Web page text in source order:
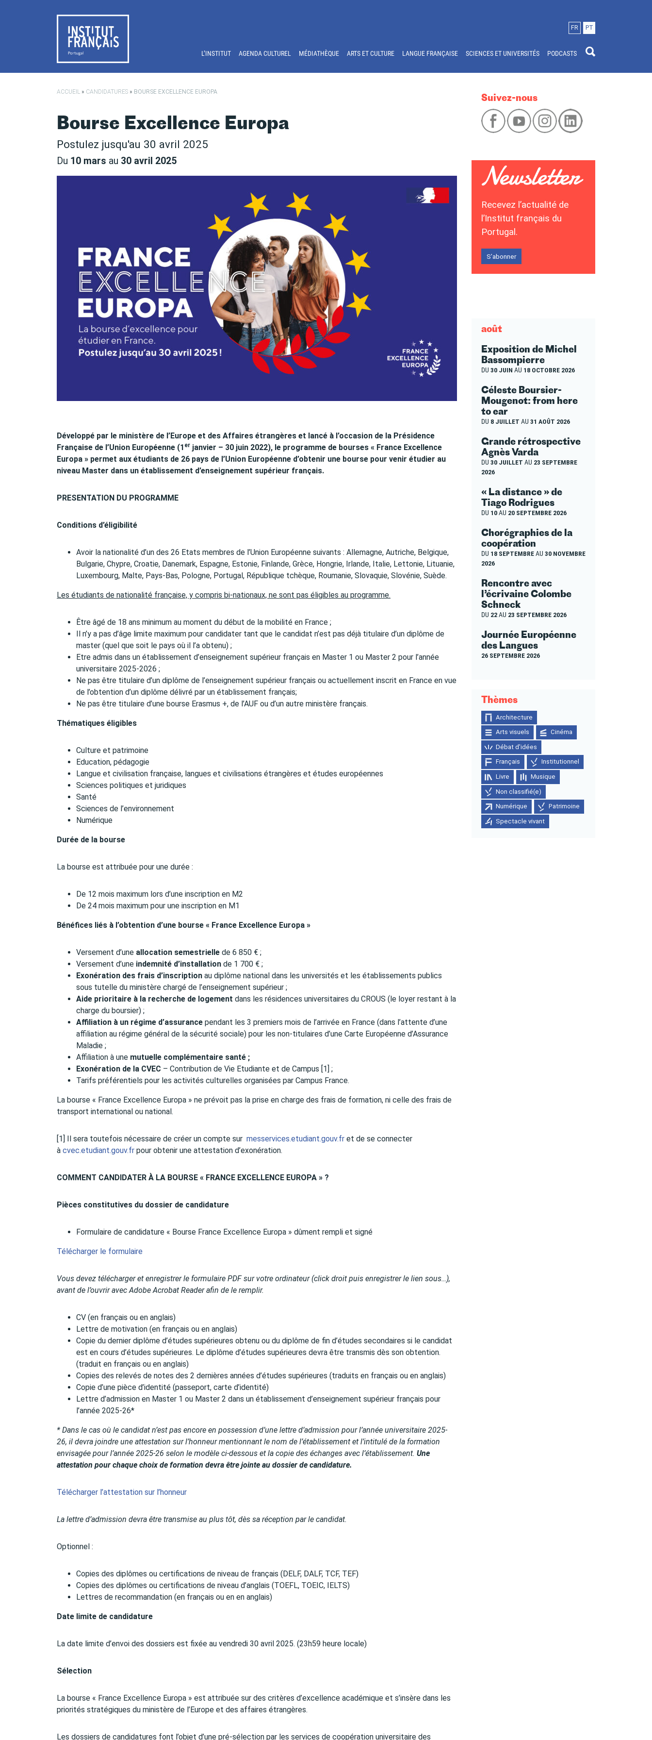
FR PT
L’INSTITUT AGENDA CULTUREL MÉDIATHÈQUE ARTS ET CULTURE LANGUE FRANÇAISE SCIENCES ET UNIVERSITÉS PODCASTS
ACCUEIL » CANDIDATURES » BOURSE EXCELLENCE EUROPA
Bourse Excellence Europa
Postulez jusqu'au 30 avril 2025
Du 10 mars au 30 avril 2025
Développé par le ministère de l’Europe et des Affaires étrangères et lancé à l’occasion de la Présidence
Française de l’Union Européenne (1 er janvier – 30 juin 2022), le programme de bourses « France Excellence
Europa » permet aux étudiants de 26 pays de l’Union Européenne d’obtenir une bourse pour venir étudier au
niveau Master dans un établissement d’enseignement supérieur français.
PRESENTATION DU PROGRAMME
Conditions d’éligibilité
Avoir la nationalité d’un des 26 Etats membres de l’Union Européenne suivants : Allemagne, Autriche, Belgique,
Bulgarie, Chypre, Croatie, Danemark, Espagne, Estonie, Finlande, Grèce, Hongrie, Irlande, Italie, Lettonie, Lituanie,
Luxembourg, Malte, Pays-Bas, Pologne, Portugal, République tchèque, Roumanie, Slovaquie, Slovénie, Suède.
Les étudiants de nationalité française, y compris bi-nationaux, ne sont pas éligibles au programme.
Être âgé de 18 ans minimum au moment du début de la mobilité en France ;
Il n’y a pas d’âge limite maximum pour candidater tant que le candidat n’est pas déjà titulaire d’un diplôme de
master (quel que soit le pays où il l’a obtenu) ;
Etre admis dans un établissement d’enseignement supérieur français en Master 1 ou Master 2 pour l’année
universitaire 2025-2026 ;
Ne pas être titulaire d’un diplôme de l’enseignement supérieur français ou actuellement inscrit en France en vue
de l’obtention d’un diplôme délivré par un établissement français;
Ne pas être titulaire d’une bourse Erasmus +, de l’AUF ou d’un autre ministère français.
Thématiques éligibles
Culture et patrimoine
Education, pédagogie
Langue et civilisation française, langues et civilisations étrangères et études européennes
Sciences politiques et juridiques
Santé
Sciences de l’environnement
Numérique
Durée de la bourse
La bourse est attribuée pour une durée :
De 12 mois maximum lors d’une inscription en M2
De 24 mois maximum pour une inscription en M1
Bénéfices liés à l’obtention d’une bourse « France Excellence Europa »
Versement d’une allocation semestrielle de 6 850 € ;
Versement d’une indemnité d’installation de 1 700 € ;
Exonération des frais d’inscription au diplôme national dans les universités et les établissements publics
sous tutelle du ministère chargé de l’enseignement supérieur ;
Aide prioritaire à la recherche de logement dans les résidences universitaires du CROUS (le loyer restant à la
charge du boursier) ;
Affiliation à un régime d’assurance pendant les 3 premiers mois de l’arrivée en France (dans l’attente d’une
affiliation au régime général de la sécurité sociale) pour les non-titulaires d’une Carte Européenne d’Assurance
Maladie ;
Affiliation à une mutuelle complémentaire santé ;
Exonération de la CVEC – Contribution de Vie Etudiante et de Campus [1] ;
Tarifs préférentiels pour les activités culturelles organisées par Campus France.
La bourse « France Excellence Europa » ne prévoit pas la prise en charge des frais de formation, ni celle des frais de
transport international ou national.
[1] Il sera toutefois nécessaire de créer un compte sur messervices.etudiant.gouv.fr et de se connecter
à cvec.etudiant.gouv.fr pour obtenir une attestation d’exonération.
COMMENT CANDIDATER À LA BOURSE « FRANCE EXCELLENCE EUROPA » ?
Pièces constitutives du dossier de candidature
Formulaire de candidature « Bourse France Excellence Europa » dûment rempli et signé
Télécharger le formulaire
Vous devez télécharger et enregistrer le formulaire PDF sur votre ordinateur (click droit puis enregistrer le lien sous…),
avant de l’ouvrir avec Adobe Acrobat Reader afin de le remplir.
CV (en français ou en anglais)
Lettre de motivation (en français ou en anglais)
Copie du dernier diplôme d’études supérieures obtenu ou du diplôme de fin d’études secondaires si le candidat
est en cours d’études supérieures. Le diplôme d’études supérieures devra être transmis dès son obtention.
(traduit en français ou en anglais)
Copies des relevés de notes des 2 dernières années d’études supérieures (traduits en français ou en anglais)
Copie d’une pièce d’identité (passeport, carte d’identité)
Lettre d’admission en Master 1 ou Master 2 dans un établissement d’enseignement supérieur français pour
l’année 2025-26*
* Dans le cas où le candidat n’est pas encore en possession d’une lettre d’admission pour l’année universitaire 2025-
26, il devra joindre une attestation sur l’honneur mentionnant le nom de l’établissement et l’intitulé de la formation
envisagée pour l’année 2025-26 selon le modèle ci-dessous et la copie des échanges avec l’établissement. Une
attestation pour chaque choix de formation devra être jointe au dossier de candidature.
Télécharger l’attestation sur l’honneur
La lettre d’admission devra être transmise au plus tôt, dès sa réception par le candidat.
Optionnel :
Copies des diplômes ou certifications de niveau de français (DELF, DALF, TCF, TEF)
Copies des diplômes ou certifications de niveau d’anglais (TOEFL, TOEIC, IELTS)
Lettres de recommandation (en français ou en en anglais)
Date limite de candidature
La date limite d’envoi des dossiers est fixée au vendredi 30 avril 2025. (23h59 heure locale)
Sélection
La bourse « France Excellence Europa » est attribuée sur des critères d’excellence académique et s’insère dans les
priorités stratégiques du ministère de l’Europe et des affaires étrangères.
Les dossiers de candidatures font l’objet d’une pré-sélection par les services de coopération universitaire des
Suivez-nous
Recevez l’actualité de
l’Institut français du
Portugal.
S’abonner
août
Exposition de Michel
Bassompierre
DU 30 JUIN AU 18 OCTOBRE 2026
Céleste Boursier-
Mougenot: from here
to ear
DU 8 JUILLET AU 31 AOÛT 2026
Grande rétrospective
Agnès Varda
DU 30 JUILLET AU 23 SEPTEMBRE
2026
« La distance » de
Tiago Rodrigues
DU 10AU 20 SEPTEMBRE 2026
Chorégraphies de la
coopération
DU 18 SEPTEMBREAU 30 NOVEMBRE
2026
Rencontre avec
l’écrivaine Colombe
Schneck
DU 22AU 23 SEPTEMBRE 2026
Journée Européenne
des Langues
26 SEPTEMBRE 2026
Thèmes
Architecture
Arts visuels Cinéma
Débat d'idées
Français Institutionnel
Livre Musique
Non classifié(e)
Numérique Patrimoine
Spectacle vivant